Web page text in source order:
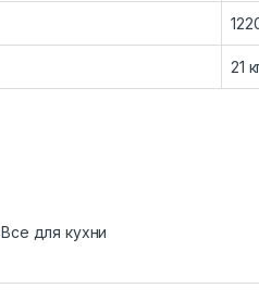
21
,Все для кухни